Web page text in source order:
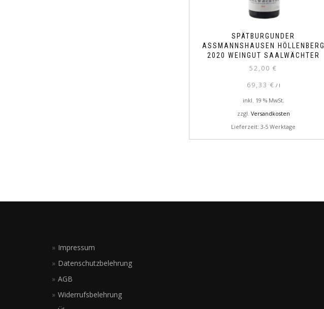
SPÄTBURGUNDER
ASSMANNSHAUSEN HÖLLENBERG
2020 WEINGUT SAALWÄCHTER
52,00€
69,33 € / l
inkl. 19 % MwSt.
zzgl. Versandkosten
Lieferzeit: 3-5 Werktage
Impressum
Datenschutzbelehrung
AGB
Widerrufsbelehrung